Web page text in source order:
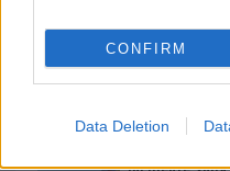
CONFIRM
Data Deletion
Auto prende